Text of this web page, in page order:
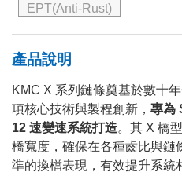
EPT(Anti-Rust)
產品說明
KMC X 系列鏈條奠基於數十
項核心技術與製程創新， 專為
12 速變速系統打造。其 X 橋
橋寬度，確保在各種齒比與鏈
準的換檔表現，有效提升系統